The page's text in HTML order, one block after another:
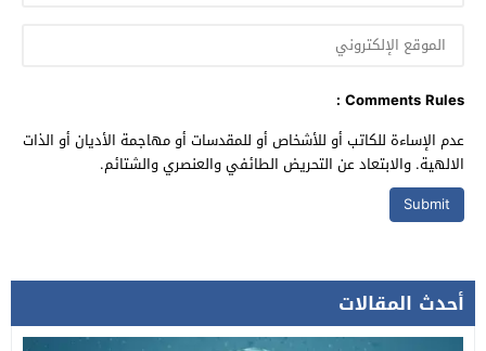
Comments Rules :
عدم الإساءة للكاتب أو للأشخاص أو للمقدسات أو مهاجمة الأديان أو الذات
الالهية. والابتعاد عن التحريض الطائفي والعنصري والشتائم.
أحدث المقالات